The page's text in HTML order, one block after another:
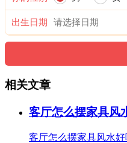
出生日期
相关文章
客厅怎么摆家具风
客厅怎么摆家具风水